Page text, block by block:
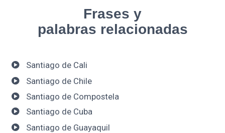
Frases y
palabras relacionadas
Santiago de Cali
Santiago de Chile
Santiago de Compostela
Santiago de Cuba
Santiago de Guayaquil